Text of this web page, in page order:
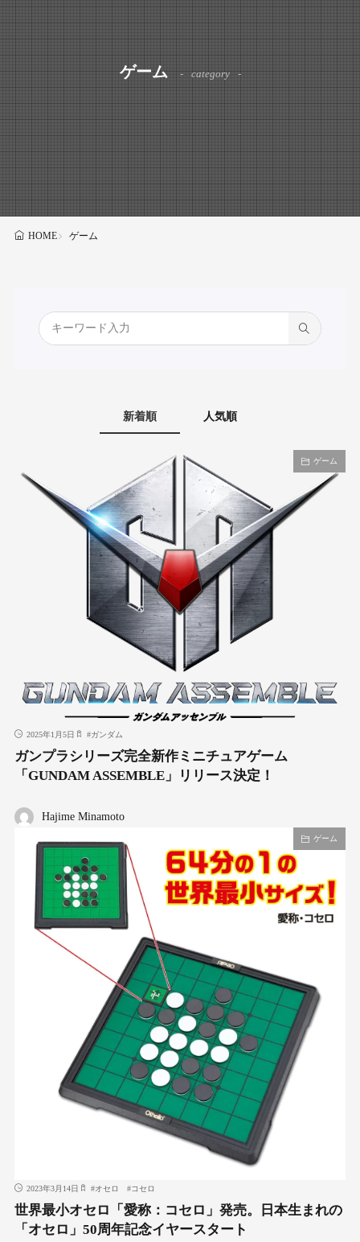
ゲーム category
HOME ゲーム
新着順 人気順
ゲーム
2025年1月5日 #ガンダム
ガンプラシリーズ完全新作ミニチュアゲーム
「GUNDAM ASSEMBLE」リリース決定！
Hajime Minamoto
ゲーム
2023年3月14日 #オセロ #コセロ
世界最小オセロ「愛称：コセロ」発売。日本生まれの
「オセロ」50周年記念イヤースタート